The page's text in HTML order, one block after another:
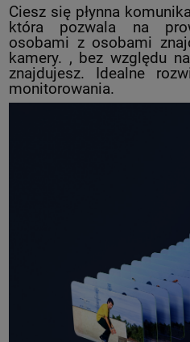
Ciesz się płynna
która pozwala na
osobami z osobami
kamery. , bez względu
znajdujesz. Idealne
monitorowania.